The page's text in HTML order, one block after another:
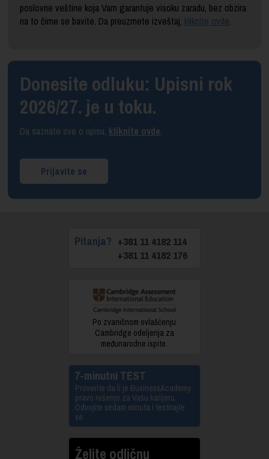
poslovne veštine koja Vam garantuje visoku zaradu, bez obzira
na to čime se bavite. Da preuzmete izveštaj, kliknite ovde.
Donesite odluku: Upisni rok
2026/27. je u toku.
Da saznate sve o upisu, kliknite ovde.
Prijavite se
Pitanja? +381 11 4182 114
+381 11 4182 176
Po zvaničnom ovlašćenju
Cambridge odeljenja za
međunarodne ispite.
7-minutni TEST
Proverite da li je BusinessAcademy
pravo rešenje za Vašu karijeru.
Odvojite sedam minuta i testirajte
se.
Želite odličnu